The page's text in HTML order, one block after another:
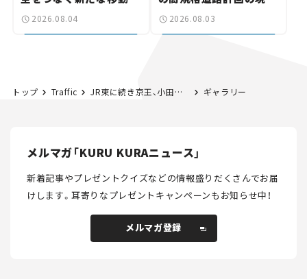
験とは
2026.08.04
状。「館山鴨川道路」で検
2026.08.03
トップ Traffic JR東に続き京王、小田急も混雑状況を公表。各社は座席指定列車の運転再開・増発 ギャラリー
メルマガ「KURU KURAニュース」
新着記事やプレゼントクイズなどの情報盛りだくさんでお届
けします。耳寄りなプレゼントキャンペーンもお知らせ中！
メルマガ登録